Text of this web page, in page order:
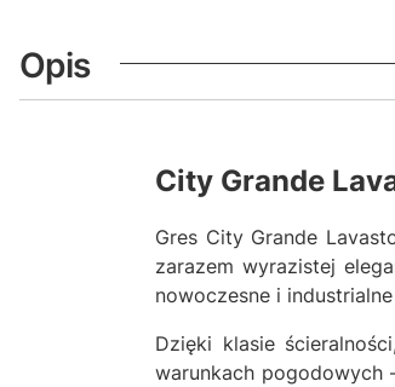
Opis
City Grande
Gres City Grande
zarazem wyrazistej
nowoczesne i
Dzięki klasie
warunkach pogodowych